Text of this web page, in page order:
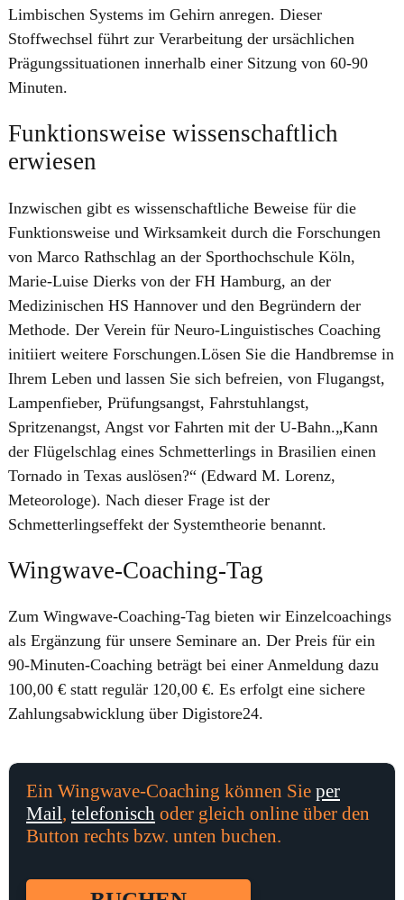
Limbischen Systems im Gehirn anregen. Dieser
Stoffwechsel führt zur Verarbeitung der ursächlichen
Prägungssituationen innerhalb einer Sitzung von 60-90
Minuten.
Funktionsweise wissenschaftlich
erwiesen
Inzwischen gibt es wissenschaftliche Beweise für die
Funktionsweise und Wirksamkeit durch die Forschungen
von Marco Rathschlag an der Sporthochschule Köln,
Marie-Luise Dierks von der FH Hamburg, an der
Medizinischen HS Hannover und den Begründern der
Methode. Der Verein für Neuro-Linguistisches Coaching
initiiert weitere Forschungen.Lösen Sie die Handbremse in
Ihrem Leben und lassen Sie sich befreien, von Flugangst,
Lampenfieber, Prüfungsangst, Fahrstuhlangst,
Spritzenangst, Angst vor Fahrten mit der U‑Bahn.„Kann
der Flügelschlag eines Schmetterlings in Brasilien einen
Tornado in Texas auslösen?“ (Edward M. Lorenz,
Meteorologe). Nach dieser Frage ist der
Schmetterlingseffekt der Systemtheorie benannt.
Wingwave-Coaching-Tag
Zum Wingwave-Coaching-Tag bieten wir Einzelcoachings
als Ergänzung für unsere Seminare an. Der Preis für ein
90-Minuten-Coaching beträgt bei einer Anmeldung dazu
100,00 € statt regulär 120,00 €. Es erfolgt eine sichere
Zahlungsabwicklung über Digistore24.
Ein Wingwave-Coaching können Sie per
Mail, telefonisch oder gleich online über den
Button rechts bzw. unten buchen.